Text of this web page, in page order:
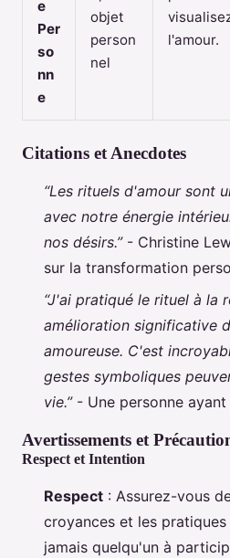
e
Per
so
nn
e
objet
person
nel
l'amour.
Citations et Anecdotes
“Les rituels d'amour sont
avec notre énergie
nos désirs.”- Christine
sur la transformation
“J'ai pratiqué le rituel à la
amélioration significative
amoureuse. C'est
gestes symboliques
vie.”- Une personne
Avertissements et
Respect et Intention
Respect : Assurez-vous
croyances et les
jamais quelqu'un à